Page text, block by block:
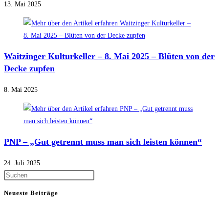
13. Mai 2025
Waitzinger Kulturkeller – 8. Mai 2025 – Blüten von der
Decke zupfen
8. Mai 2025
PNP – „Gut getrennt muss man sich leisten können“
24. Juli 2025
Neueste Beiträge